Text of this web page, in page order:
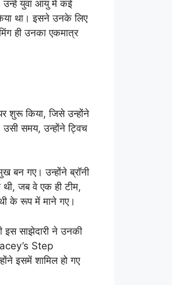
उन्हें युवा आयु में कई
था। इसने उनके लिए
ही उनका एकमात्र
शुरू किया, जिसे उन्होंने
समय, उन्होंने ट्विच
बन गए। उन्होंने ब्रॉनी
जब वे एक ही टीम,
के रूप में माने गए।
साझेदारी ने उनकी
Step
इसमें शामिल हो गए